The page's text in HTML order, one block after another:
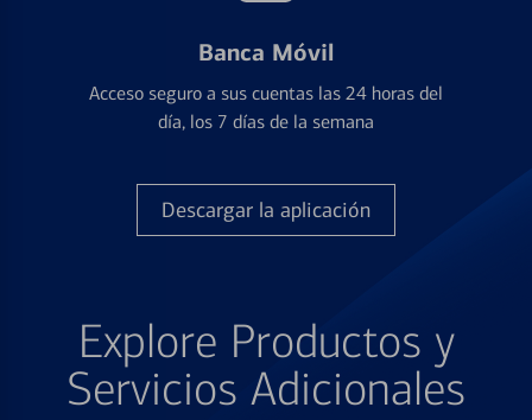
Banca Móvil
Acceso seguro a sus cuentas las 24 horas del
día, los 7 días de la semana
Descargar la aplicación
Explore Productos y
Servicios Adicionales